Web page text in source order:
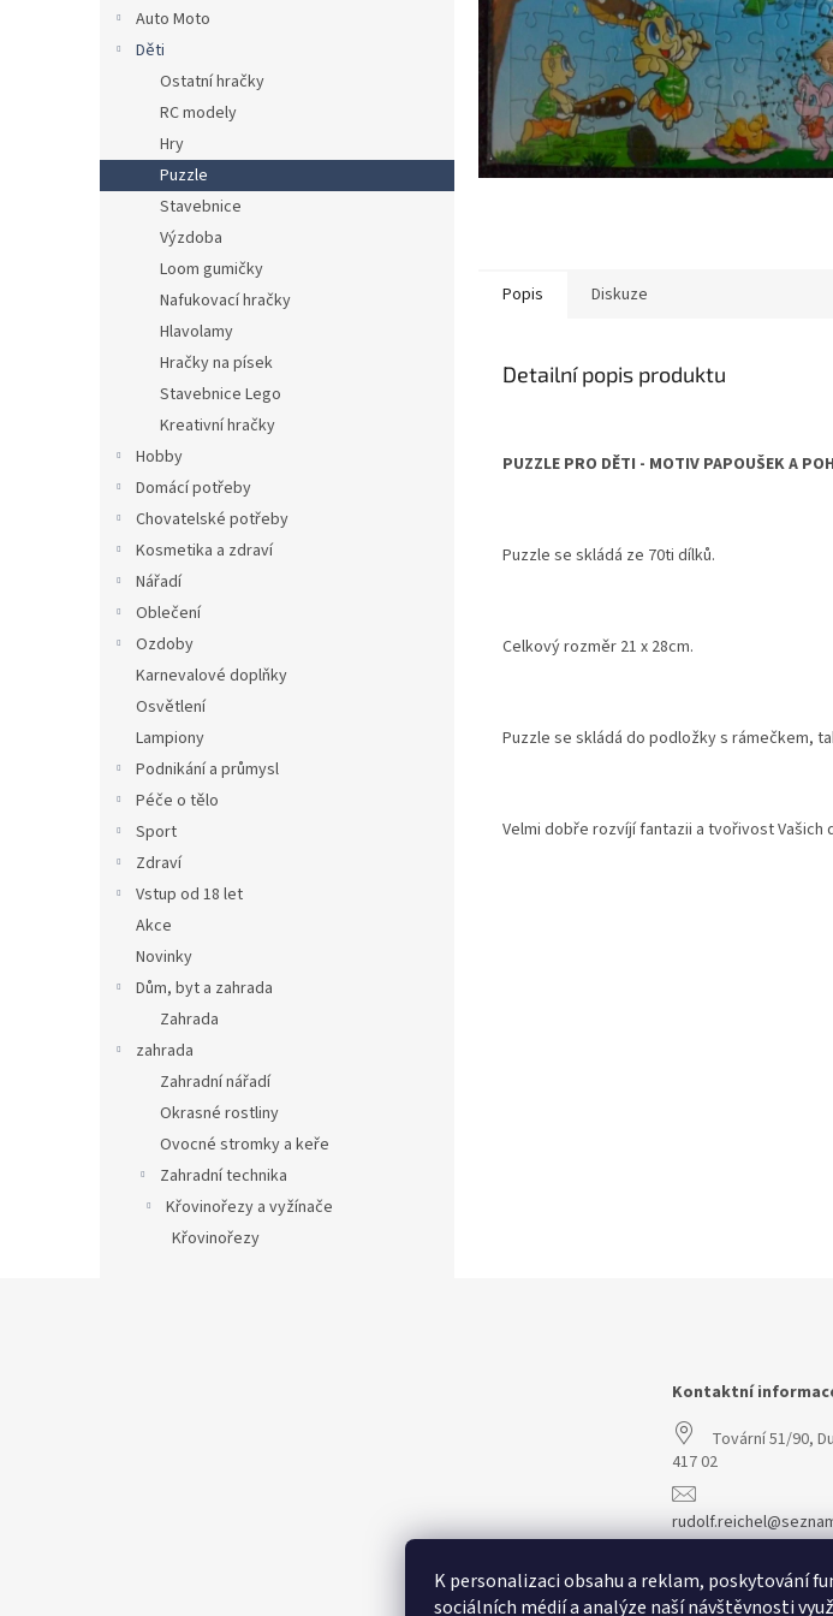
K personalizaci obsahu a reklam, poskytování
sociálních médií a analýze naší návštěvnosti
Auto Moto
Děti
Ostatní hračky
RC modely
Hry
Puzzle
Stavebnice
Výzdoba
Loom gumičky
Nafukovací hračky
Hlavolamy
Hračky na písek
Stavebnice Lego
Kreativní hračky
Hobby
Domácí potřeby
Chovatelské potřeby
Kosmetika a zdraví
Nářadí
Oblečení
Ozdoby
Karnevalové doplňky
Osvětlení
Lampiony
Podnikání a průmysl
Péče o tělo
Sport
Zdraví
Vstup od 18 let
Akce
Novinky
Dům, byt a zahrada
Zahrada
zahrada
Zahradní nářadí
Okrasné rostliny
Ovocné stromky a keře
Zahradní technika
Křovinořezy a vyžínače
Křovinořezy
Popis Diskuze
Detailní popis produktu
PUZZLE PRO DĚTI - MOTIV PAPOUŠEK A
Puzzle se skládá ze 70ti dílků.
Celkový rozměr 21 x 28cm.
Puzzle se skládá do podložky s rámečkem,
Velmi dobře rozvíjí fantazii a tvořivost Vašich
Kontaktní
Tovární 51/90,
417 02